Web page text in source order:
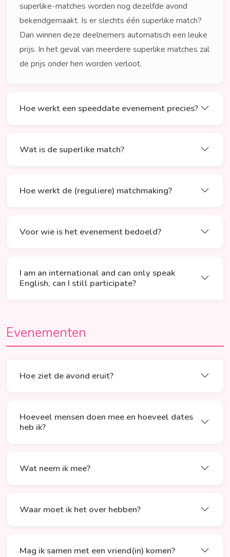
superlike-matches worden nog dezelfde avond
bekendgemaakt. Is er slechts één superlike match?
Dan winnen deze deelnemers automatisch een leuke
prijs. In het geval van meerdere superlike matches zal
de prijs onder hen worden verloot.
Hoe werkt een speeddate evenement precies?
Wat is de superlike match?
Hoe werkt de (reguliere) matchmaking?
Voor wie is het evenement bedoeld?
I am an international and can only speak
English, can I still participate?
Evenementen
Hoe ziet de avond eruit?
Hoeveel mensen doen mee en hoeveel dates
heb ik?
Wat neem ik mee?
Waar moet ik het over hebben?
Mag ik samen met een vriend(in) komen?